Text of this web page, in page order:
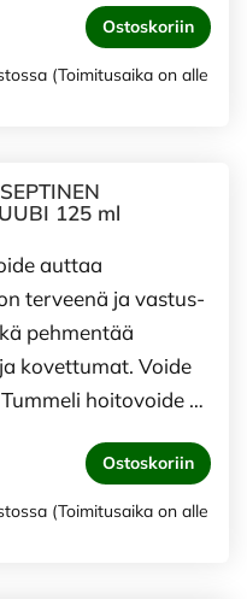
Ostoskoriin
(Toimitusaika on alle
125 ml
auttaa
terveenä ja vastus-
pehmentää
kovettumat. Voide
hoitovoide …
Ostoskoriin
(Toimitusaika on alle